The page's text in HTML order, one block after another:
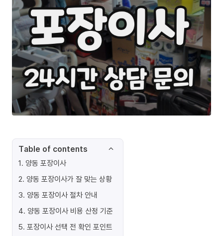
Table of contents
1. 양동 포장이사
2. 양동 포장이사가 잘 맞는 상황
3. 양동 포장이사 절차 안내
4. 양동 포장이사 비용 산정 기준
5. 포장이사 선택 전 확인 포인트